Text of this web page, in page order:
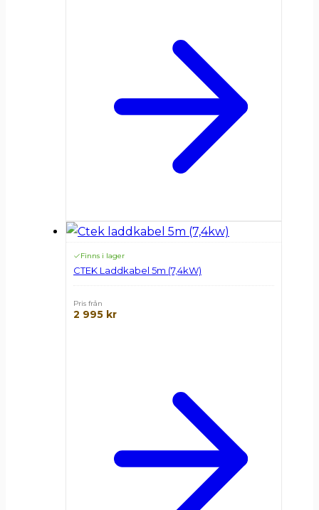
Finns i lager
CTEK Laddkabel 5m (7,4kW)
Pris från
2 995 kr